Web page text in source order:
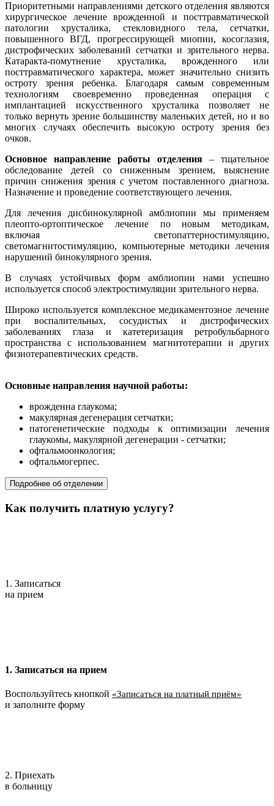
Приоритетными направлениями детского отделения являются
хирургическое лечение врожденной и посттравматической
патологии хрусталика, стекловидного тела, сетчатки,
повышенного ВГД, прогрессирующей миопии, косоглазия,
дистрофических заболеваний сетчатки и зрительного нерва.
Катаракта-помутнение хрусталика, врожденного или
посттравматического характера, может значительно снизить
остроту зрения ребенка. Благодаря самым современным
технологиям своевременно проведенная операция с
имплантацией искусственного хрусталика позволяет не
только вернуть зрение большинству маленьких детей, но и во
многих случаях обеспечить высокую остроту зрения без
очков.
Основное направление работы отделения – тщательное
обследование детей со сниженным зрением, выяснение
причин снижения зрения с учетом поставленного диагноза.
Назначение и проведение соответствующего лечения.
Для лечения дисбинокулярной амблиопии мы применяем
плеопто-ортоптическое лечение по новым методикам,
включая светопаттерностимуляцию,
светомагнитостимуляцию, компьютерные методики лечения
нарушений бинокулярного зрения.
В случаях устойчивых форм амблиопии нами успешно
используется способ электростимуляции зрительного нерва.
Широко используется комплексное медикаментозное лечение
при воспалительных, сосудистых и дистрофических
заболеваниях глаза и катетеризация ретробульбарного
пространства с использованием магнитотерапии и других
физиотерапевтических средств.
Основные направления научной работы:
врожденна глаукома;
макулярная дегенерация сетчатки;
патогенетические подходы к оптимизации лечения
глаукомы, макулярной дегенерации - сетчатки;
офтальмоонкология;
офтальмогерпес.
Подробнее об отделении
Как получить платную услугу?
1. Записаться
на прием
1. Записаться на прием
Воспользуйтесь кнопкой «Записаться на платный приём»
и заполните форму
2. Приехать
в больницу